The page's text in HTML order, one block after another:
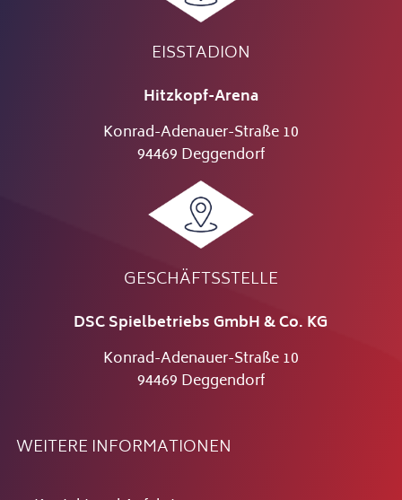
EISSTADION
Hitzkopf-Arena
Konrad-Adenauer-Straße 10
94469 Deggendorf
GESCHÄFTSSTELLE
DSC Spielbetriebs GmbH & Co. KG
Konrad-Adenauer-Straße 10
94469 Deggendorf
WEITERE INFORMATIONEN